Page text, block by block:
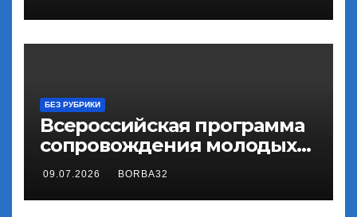
БЕЗ РУБРИКИ
Всероссийская программа
сопровождения молодых
государственных и
муниципальных служащих
«ГосСтарт»
09.07.2026 BORBA32